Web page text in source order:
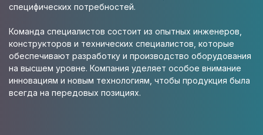
специфических потребностей.
Команда специалистов состоит из опытных инженеров,
конструкторов и технических специалистов, которые
обеспечивают разработку и производство оборудования
на высшем уровне. Компания уделяет особое внимание
инновациям и новым технологиям, чтобы продукция была
всегда на передовых позициях.